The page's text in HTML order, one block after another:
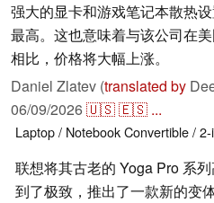
强大的显卡和游戏笔记本散热
最高。这也意味着与该公司在
相比，价格将大幅上涨。
Daniel Zlatev (translated by
06/09/2026🇺🇸🇪🇸 ...
Laptop / NotebookConvertible / 2-
联想将其古老的 Yoga Pro 系
到了极致，推出了一款新的变